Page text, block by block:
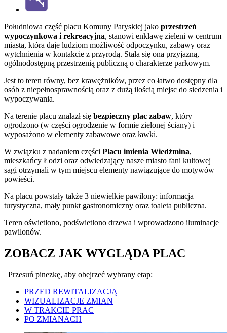
Południowa część placu Komuny Paryskiej jako przestrzeń
wypoczynkowa i rekreacyjna, stanowi enklawę zieleni w centrum
miasta, która daje ludziom możliwość odpoczynku, zabawy oraz
wytchnienia w kontakcie z przyrodą. Stała się ona przyjazną,
ogólnodostępną przestrzenią publiczną o charakterze parkowym.
Jest to teren równy, bez krawężników, przez co łatwo dostępny dla
osób z niepełnosprawnością oraz z dużą ilością miejsc do siedzenia i
wypoczywania.
Na terenie placu znalazł się bezpieczny plac zabaw, który
ogrodzono (w części ogrodzenie w formie zielonej ściany) i
wyposażono w elementy zabawowe oraz ławki.
W związku z nadaniem części Placu imienia Wiedźmina,
mieszkańcy Łodzi oraz odwiedzający nasze miasto fani kultowej
sagi otrzymali w tym miejscu elementy nawiązujące do motywów
powieści.
Na placu powstały także 3 niewielkie pawilony: informacja
turystyczna, mały punkt gastronomiczny oraz toaleta publiczna.
Teren oświetlono, podświetlono drzewa i wprowadzono iluminacje
pawilonów.
ZOBACZ JAK WYGLĄDA PLAC
Przesuń pinezkę, aby obejrzeć wybrany etap:
PRZED REWITALIZACJĄ
WIZUALIZACJE ZMIAN
W TRAKCIE PRAC
PO ZMIANACH